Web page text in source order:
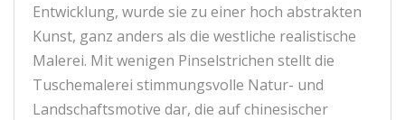
Entwicklung, wurde sie zu einer hoch abstrakten
Kunst, ganz anders als die westliche realistische
Malerei. Mit wenigen Pinselstrichen stellt die
Tuschemalerei stimmungsvolle Natur- und
Landschaftsmotive dar, die auf chinesischer